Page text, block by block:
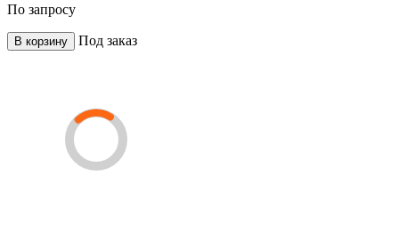
По запросу
В корзину Под заказ